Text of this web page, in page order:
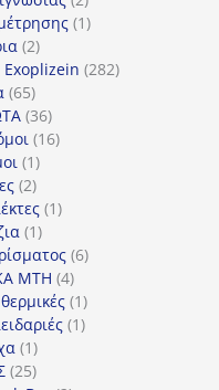
προϊόντα
11
22
προϊόντα
Exoplizein 282282
6565
προϊόντα
3636
προϊόντα
1616
11
προϊόν
22
προϊόντα
11
11
προϊόν
66
MTH 44
προϊόντα
11
προϊόν
11
11
προϊόν
2525